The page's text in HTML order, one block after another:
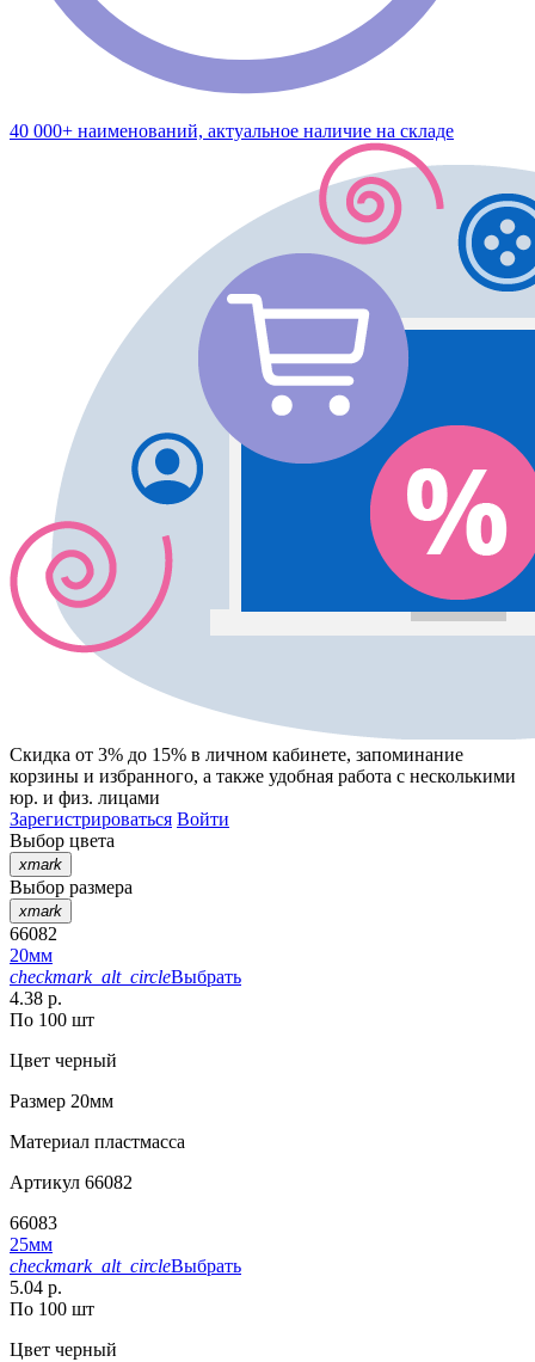
40 000+ наименований, актуальное наличие на складе
Скидка от 3% до 15% в личном кабинете, запоминание
корзины и избранного, а также удобная работа с несколькими
юр. и физ. лицами
Зарегистрироваться Войти
Выбор цвета
xmark
Выбор размера
xmark
66082
20мм
checkmark_alt_circleВыбрать
4.38 р.
По 100 шт
Цвет черный
Размер 20мм
Материал пластмасса
Артикул 66082
66083
25мм
checkmark_alt_circleВыбрать
5.04 р.
По 100 шт
Цвет черный